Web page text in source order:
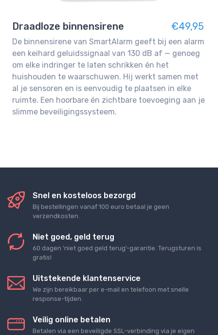
Draadloze binnensirene €49,95
De binnensirene van SmartAlarm geeft bij een alarm
een keihard geluidssignaal van 130 dB af — genoeg
om elke indringer te laten schrikken én het
huishouden te waarschuwen. Hij werkt samen met
al je sensoren en is eenvoudig te plaatsen in elke
ruimte. Een hoorbare én zichtbare toevoeging aan je
slimme beveiligingssysteem.
Snel en kosteloos bezorgd
Bij bestellingen vanaf 100 euro betaal je geen
verzendkosten.
Niet goed, geld terug
60 dagen 'niet goed geld terug'-garantie. Terugsturen is
gratis!
Uitstekende klantenservice
We zijn bereikbaar per e-mail en telefoon met snelle
response-tijden.
Veilig online betalen
Betalen via een beveiligde SSL-verbinding via je eigen